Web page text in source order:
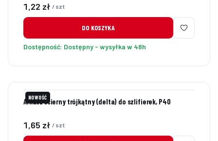
Cena
1,22 zł / szt
DO KOSZYKA
Dostępność: Dostępny - wysyłka w 48h
NOWOŚĆ
Arkusz ścierny trójkątny (delta) do szlifierek, P40
Cena
1,65 zł / szt